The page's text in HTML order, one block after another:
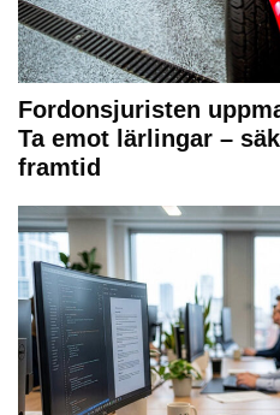
Fordonsjuristen
Ta emot lärlingar –
framtid